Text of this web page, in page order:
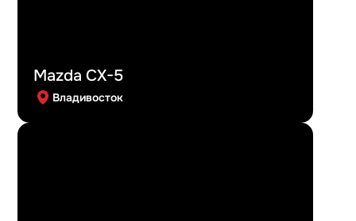
Mazda CX-5
Владивосток